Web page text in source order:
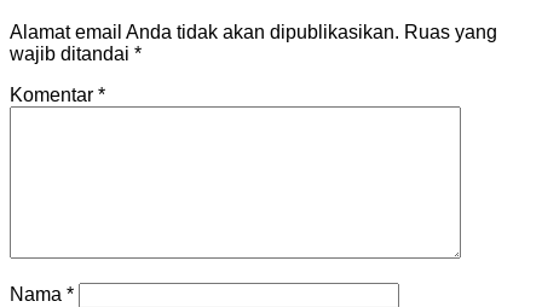
Alamat email Anda tidak akan dipublikasikan. Ruas yang
wajib ditandai *
Komentar *
Nama *